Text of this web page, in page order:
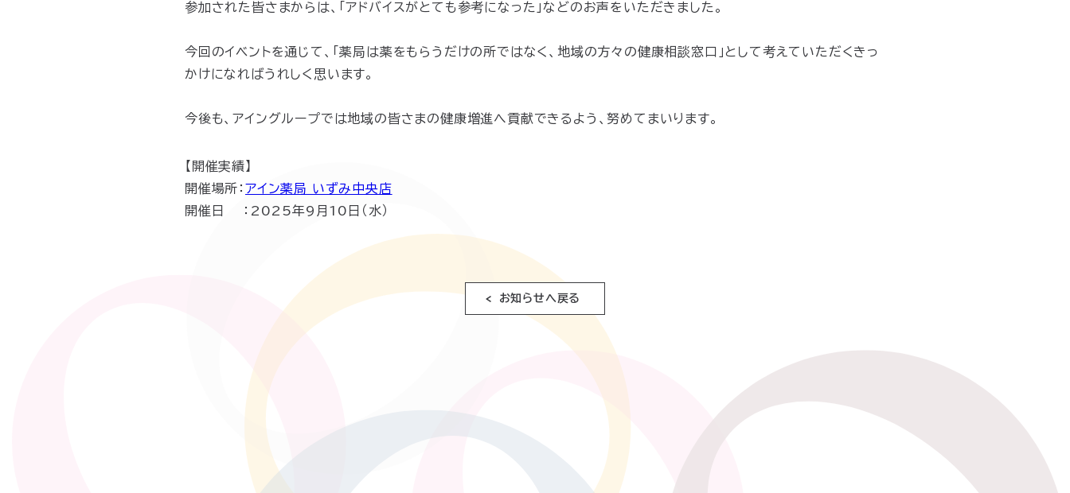
参加された皆さまからは、「アドバイスがとても参考になった」などのお声をいただきました。
今回のイベントを通じて、「薬局は薬をもらうだけの所ではなく、地域の方々の健康相談窓口」として考えていただくきっ
かけになればうれしく思います。
今後も、アイングループでは地域の皆さまの健康増進へ貢献できるよう、努めてまいります。
【開催実績】
開催場所： アイン薬局 いずみ中央店
開催日 ：2025年9月10日（水）
お知らせへ戻る